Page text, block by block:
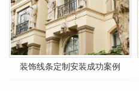
装饰线条定制安装成功案例